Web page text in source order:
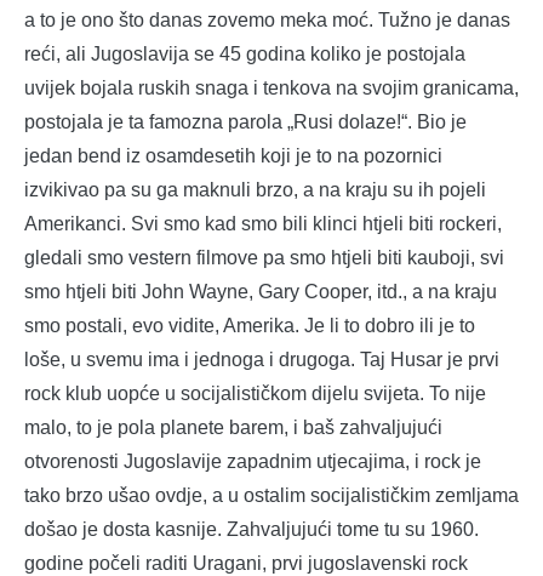
a to je ono što danas zovemo meka moć. Tužno je danas
reći, ali Jugoslavija se 45 godina koliko je postojala
uvijek bojala ruskih snaga i tenkova na svojim granicama,
postojala je ta famozna parola „Rusi dolaze!“. Bio je
jedan bend iz osamdesetih koji je to na pozornici
izvikivao pa su ga maknuli brzo, a na kraju su ih pojeli
Amerikanci. Svi smo kad smo bili klinci htjeli biti rockeri,
gledali smo vestern filmove pa smo htjeli biti kauboji, svi
smo htjeli biti John Wayne, Gary Cooper, itd., a na kraju
smo postali, evo vidite, Amerika. Je li to dobro ili je to
loše, u svemu ima i jednoga i drugoga. Taj Husar je prvi
rock klub uopće u socijalističkom dijelu svijeta. To nije
malo, to je pola planete barem, i baš zahvaljujući
otvorenosti Jugoslavije zapadnim utjecajima, i rock je
tako brzo ušao ovdje, a u ostalim socijalističkim zemljama
došao je dosta kasnije. Zahvaljujući tome tu su 1960.
godine počeli raditi Uragani, prvi jugoslavenski rock